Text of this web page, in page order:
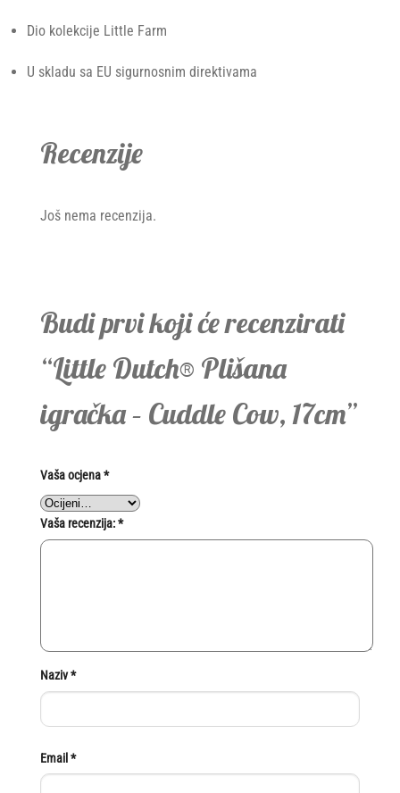
Dio kolekcije Little Farm
U skladu sa EU sigurnosnim direktivama
Recenzije
Još nema recenzija.
Budi prvi koji će recenzirati
“Little Dutch® Plišana
igračka – Cuddle Cow, 17cm”
Vaša ocjena*
Vaša recenzija:*
Naziv*
Email *